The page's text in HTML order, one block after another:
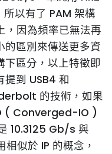
以有了 PAM 架構
因為頻率已無法再
的區別來傳送更多資
區分，以上特徵即
到 USB4 和
的技術，如果
( Converged-IO )
10.3125 Gb/s 與
似於 IP 的概念，